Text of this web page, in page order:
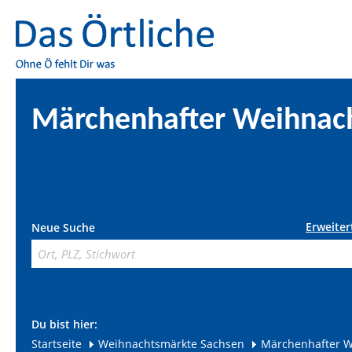
Märchenhafter
Neue Suche
Du bist hier:
Startseite
Weihnachtsmärkte Sachsen Märchenhafter